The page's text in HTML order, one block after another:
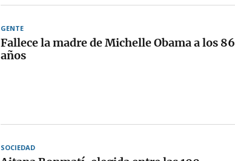
GENTE
Fallece la madre de Michelle Obama a los 86
años
SOCIEDAD